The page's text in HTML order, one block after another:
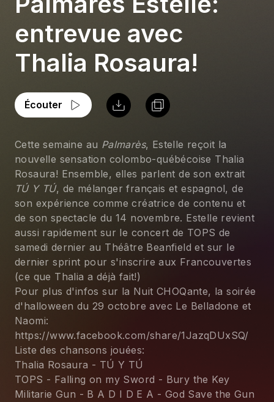
entrevue avec
Thalia Rosaura!
Écouter
Cette semaine au Palmarès, Estelle reçoit la
nouvelle sensation colombo-québécoise Thalia
Rosaura! Ensemble, elles parlent de son extrait
TÚ Y TÚ, de mélanger français et espagnol, de
son expérience comme créatrice de contenu et
de son spectacle du 14 novembre. Estelle revient
aussi rapidement sur le concert de TOPS de
samedi dernier au Théâtre Beanfield et sur le
dernier sprint pour s'inscrire aux Francouvertes
(ce que Thalia a déjà fait!)
Pour plus d'infos sur la Nuit CHOQante, la soirée
d'halloween du 29 octobre avec Le Belladone et
Naomi:
https://www.facebook.com/share/1JazqDUxSQ/
Liste des chansons jouées:
Thalia Rosaura - TÚ Y TÚ
TOPS - Falling on my Sword - Bury the Key
Militarie Gun - B A D I D E A - God Save the Gun